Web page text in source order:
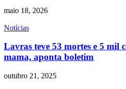
maio 18, 2026
Notícias
Lavras teve 53 mortes e 5 mil
mama, aponta boletim
outubro 21, 2025